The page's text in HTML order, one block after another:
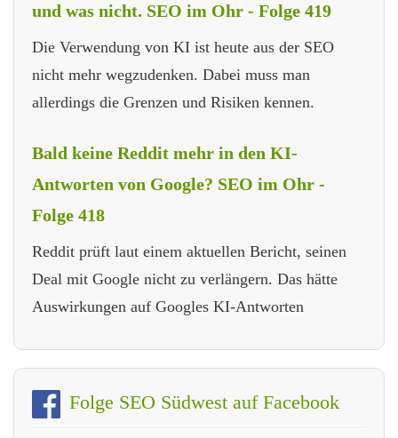
und was nicht. SEO im Ohr - Folge 419
Die Verwendung von KI ist heute aus der SEO
nicht mehr wegzudenken. Dabei muss man
allerdings die Grenzen und Risiken kennen.
Bald keine Reddit mehr in den KI-
Antworten von Google? SEO im Ohr -
Folge 418
Reddit prüft laut einem aktuellen Bericht, seinen
Deal mit Google nicht zu verlängern. Das hätte
Auswirkungen auf Googles KI-Antworten
Folge SEO Südwest auf Facebook